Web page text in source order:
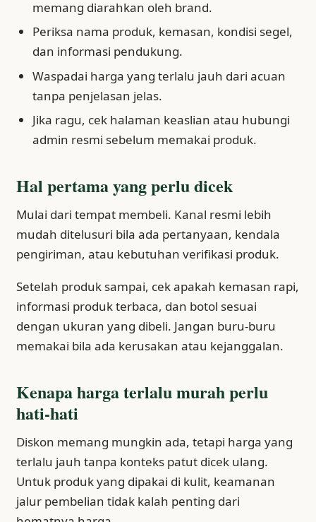
memang diarahkan oleh brand.
Periksa nama produk, kemasan, kondisi segel,
dan informasi pendukung.
Waspadai harga yang terlalu jauh dari acuan
tanpa penjelasan jelas.
Jika ragu, cek halaman keaslian atau hubungi
admin resmi sebelum memakai produk.
Hal pertama yang perlu dicek
Mulai dari tempat membeli. Kanal resmi lebih
mudah ditelusuri bila ada pertanyaan, kendala
pengiriman, atau kebutuhan verifikasi produk.
Setelah produk sampai, cek apakah kemasan rapi,
informasi produk terbaca, dan botol sesuai
dengan ukuran yang dibeli. Jangan buru-buru
memakai bila ada kerusakan atau kejanggalan.
Kenapa harga terlalu murah perlu
hati-hati
Diskon memang mungkin ada, tetapi harga yang
terlalu jauh tanpa konteks patut dicek ulang.
Untuk produk yang dipakai di kulit, keamanan
jalur pembelian tidak kalah penting dari